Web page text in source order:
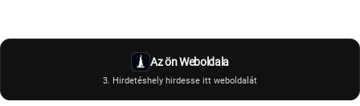
Az ön Weboldala
3. Hirdetéshely hirdesse itt weboldalát